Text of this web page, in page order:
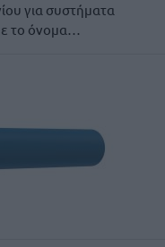
για συστήματα
το όνομα…